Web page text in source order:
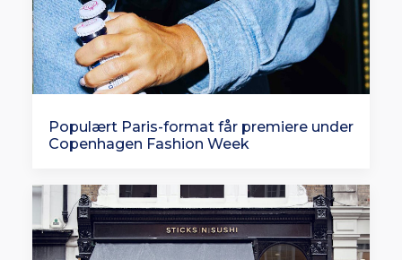
Populært Paris-format får premiere under
Copenhagen Fashion Week